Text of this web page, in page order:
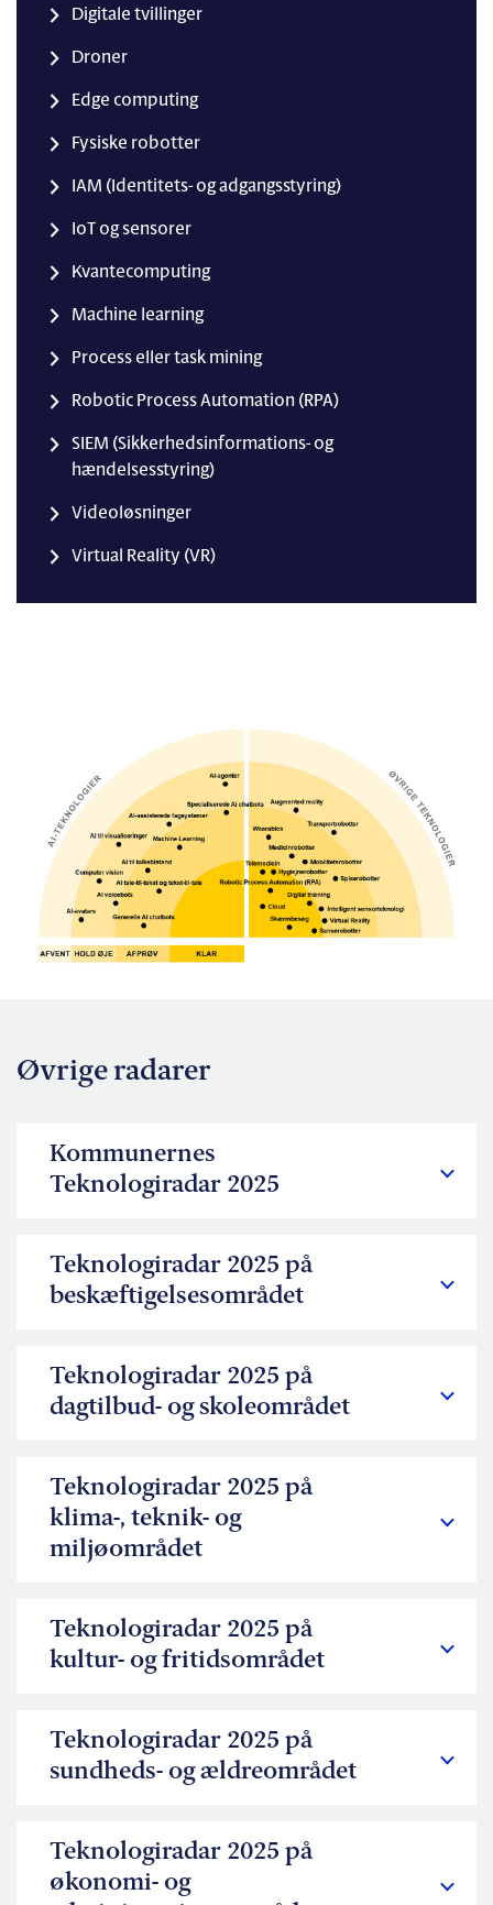
Digitale tvillinger
Droner
Edge computing
Fysiske robotter
IAM (Identitets- og adgangsstyring)
IoT og sensorer
Kvantecomputing
Machine learning
Process eller task mining
Robotic Process Automation (RPA)
SIEM (Sikkerhedsinformations- og
hændelsesstyring)
Videoløsninger
Virtual Reality (VR)
Øvrige radarer
Kommunernes
Teknologiradar 2025
Teknologiradar 2025 på
beskæftigelsesområdet
Teknologiradar 2025 på
dagtilbud- og skoleområdet
Teknologiradar 2025 på
klima-, teknik- og
miljøområdet
Teknologiradar 2025 på
kultur- og fritidsområdet
Teknologiradar 2025 på
sundheds- og ældreområdet
Teknologiradar 2025 på
økonomi- og